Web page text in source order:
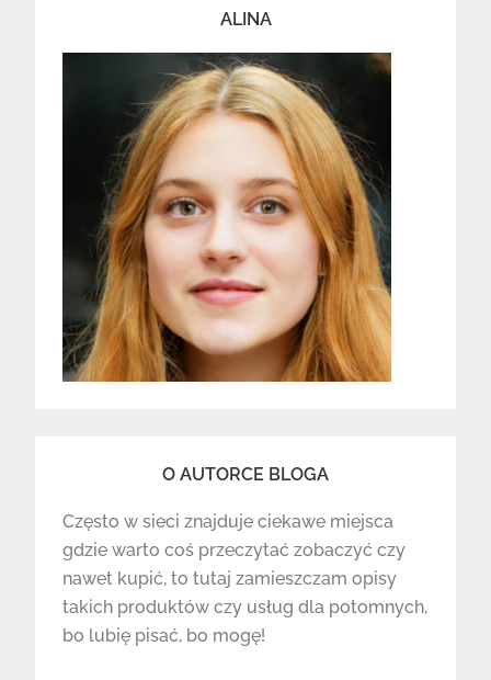
ALINA
O AUTORCE BLOGA
Często w sieci znajduje ciekawe miejsca
gdzie warto coś przeczytać zobaczyć czy
nawet kupić, to tutaj zamieszczam opisy
takich produktów czy usług dla potomnych,
bo lubię pisać, bo mogę!